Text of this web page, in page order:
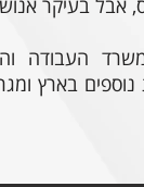
בעיקר
העבודה
בארץ